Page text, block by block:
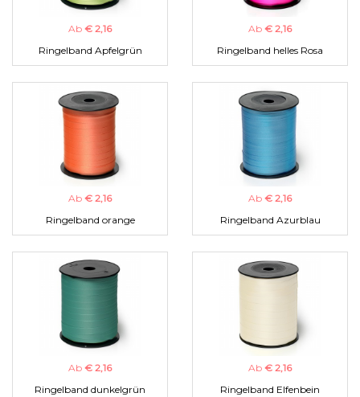
Ab € 2,16
Ringelband Apfelgrün
Ab € 2,16
Ringelband helles Rosa
Ab € 2,16
Ringelband orange
Ab € 2,16
Ringelband Azurblau
Ab € 2,16
Ringelband dunkelgrün
Ab € 2,16
Ringelband Elfenbein